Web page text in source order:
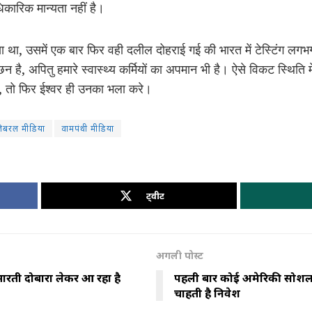
मान्यता नहीं है।
था, उसमें एक बार फिर वही दलील दोहराई गई की भारत में टेस्टिंग
है, अपितु हमारे स्वास्थ्य कर्मियों का अपमान भी है। ऐसे विकट
फिर ईश्वर ही उनका भला करे।
मीडिया वामपंथी मीडिया
ट्वीट
दोबारा लेकर आ रहा है
अगली पोस्ट
पहली बार कोई अमेरिकी
चाहती है निवेश